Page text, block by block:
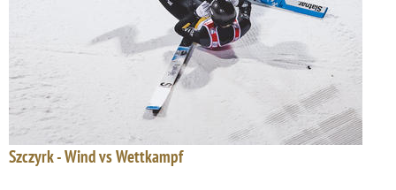
Szczyrk - Wind vs Wettkampf